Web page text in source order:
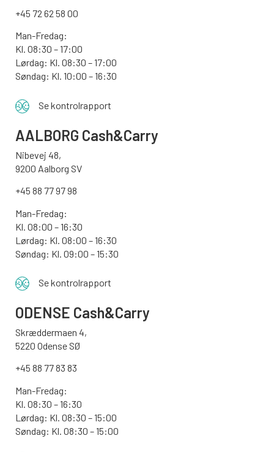
+45 72 62 58 00
Man-Fredag:
Kl. 08:30 – 17:00
Lørdag: Kl. 08:30 – 17:00
Søndag: Kl. 10:00 – 16:30
Se kontrolrapport
AALBORG Cash&Carry
Nibevej 48,
9200 Aalborg SV
+45 88 77 97 98
Man-Fredag:
Kl. 08:00 – 16:30
Lørdag: Kl. 08:00 – 16:30
Søndag: Kl. 09:00 – 15:30
Se kontrolrapport
ODENSE Cash&Carry
Skræddermaen 4,
5220 Odense SØ
+45 88 77 83 83
Man-Fredag:
Kl. 08:30 – 16:30
Lørdag: Kl. 08:30 – 15:00
Søndag: Kl. 08:30 – 15:00